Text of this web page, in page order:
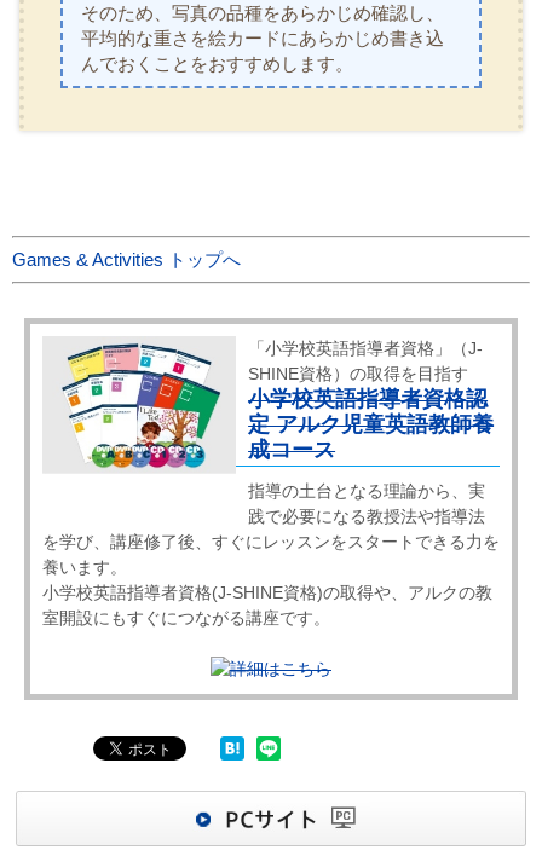
そのため、写真の品種をあらかじめ確認し、
平均的な重さを絵カードにあらかじめ書き込
んでおくことをおすすめします。
Games & Activities トップへ
「小学校英語指導者資格」（J-
SHINE資格）の取得を目指す
小学校英語指導者資格認
定 アルク児童英語教師養
成コース
指導の土台となる理論から、実
践で必要になる教授法や指導法
を学び、講座修了後、すぐにレッスンをスタートできる力を
養います。
小学校英語指導者資格(J-SHINE資格)の取得や、アルクの教
室開設にもすぐにつながる講座です。